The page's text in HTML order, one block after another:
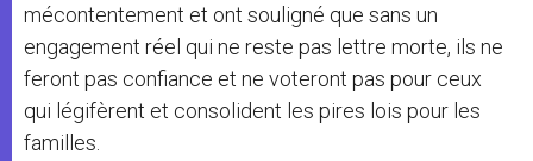
mécontentement et ont souligné que sans un
engagement réel qui ne reste pas lettre morte, ils ne
feront pas confiance et ne voteront pas pour ceux
qui légifèrent et consolident les pires lois pour les
familles.